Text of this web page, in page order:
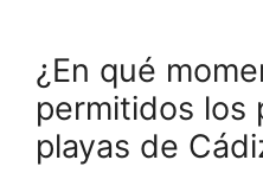
¿En qué
permitidos los
playas de